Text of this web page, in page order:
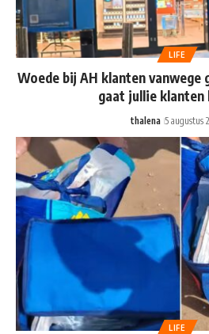
LIFE
Woede bij AH klanten vanwege
gaat jullie klanten
thalena 5 augustus
LIFE